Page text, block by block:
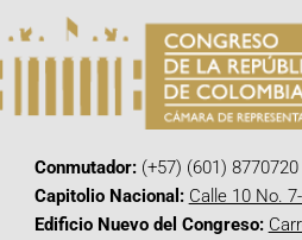
Conmutador:(+57) (601) 8770720
Capitolio Nacional: Calle 10 No.
Edificio Nuevo del Congreso: